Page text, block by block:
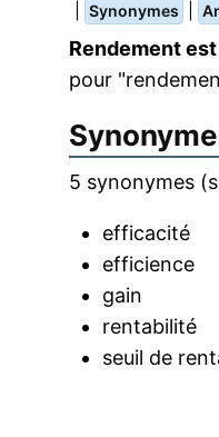
Synonymes
Rendement
pour
5 synonymes
efficacité
efficience
gain
rentabilité
seuil de